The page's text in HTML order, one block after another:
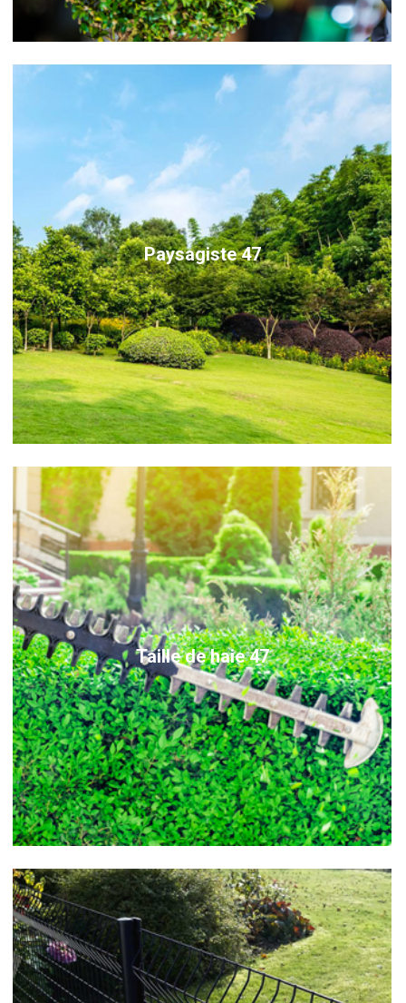
Paysagiste 47
Taille de haie 47